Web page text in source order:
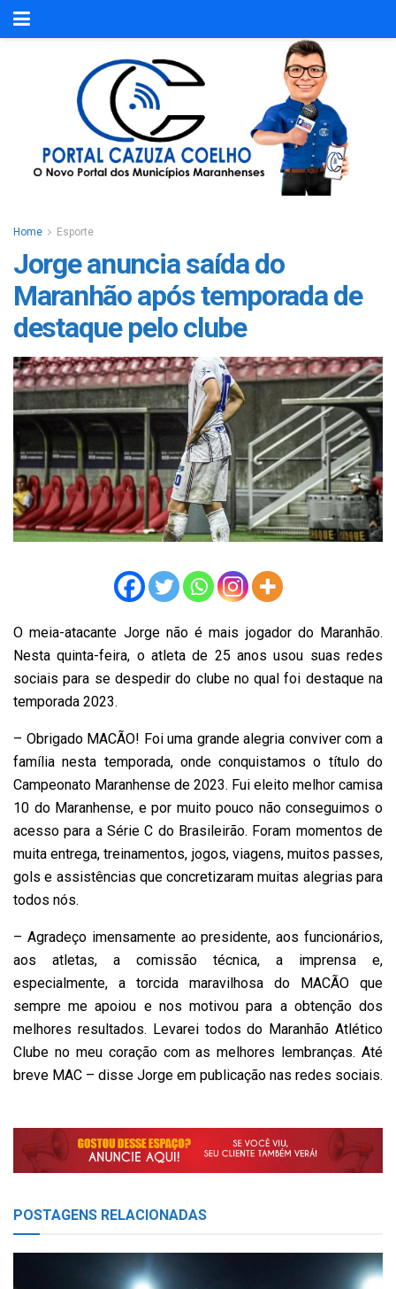
Home Esporte
Jorge anuncia saída do
Maranhão após temporada de
destaque pelo clube
O meia-atacante Jorge não é mais jogador do Maranhão.
Nesta quinta-feira, o atleta de 25 anos usou suas redes
sociais para se despedir do clube no qual foi destaque na
temporada 2023.
– Obrigado MACÃO! Foi uma grande alegria conviver com a
família nesta temporada, onde conquistamos o título do
Campeonato Maranhense de 2023. Fui eleito melhor camisa
10 do Maranhense, e por muito pouco não conseguimos o
acesso para a Série C do Brasileirão. Foram momentos de
muita entrega, treinamentos, jogos, viagens, muitos passes,
gols e assistências que concretizaram muitas alegrias para
todos nós.
– Agradeço imensamente ao presidente, aos funcionários,
aos atletas, a comissão técnica, a imprensa e,
especialmente, a torcida maravilhosa do MACÃO que
sempre me apoiou e nos motivou para a obtenção dos
melhores resultados. Levarei todos do Maranhão Atlético
Clube no meu coração com as melhores lembranças. Até
breve MAC – disse Jorge em publicação nas redes sociais.
POSTAGENS RELACIONADAS